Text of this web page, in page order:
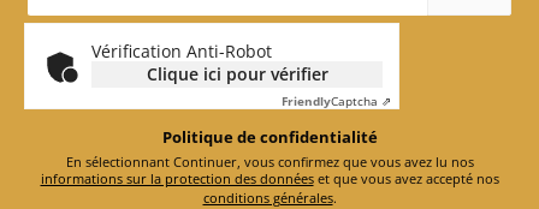
*
Vérification Anti-Robot
Clique ici pour vérifier
FriendlyCaptcha ⇗
Politique de confidentialité
En sélectionnant Continuer, vous confirmez que vous avez lu nos
informations sur la protection des données
et que vous avez accepté nos
conditions générales.